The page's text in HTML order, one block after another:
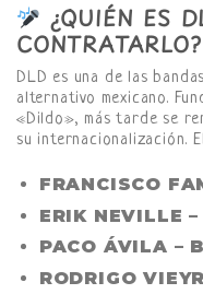
¿QUIÉN ES
CONTRATARLO?
DLD es una de las
alternativo mexicano.
«Dildo», más tarde se
su internacionalización.
FRANCISCO
ERIK NEVILLE
PACO ÁVILA –
RODRIGO